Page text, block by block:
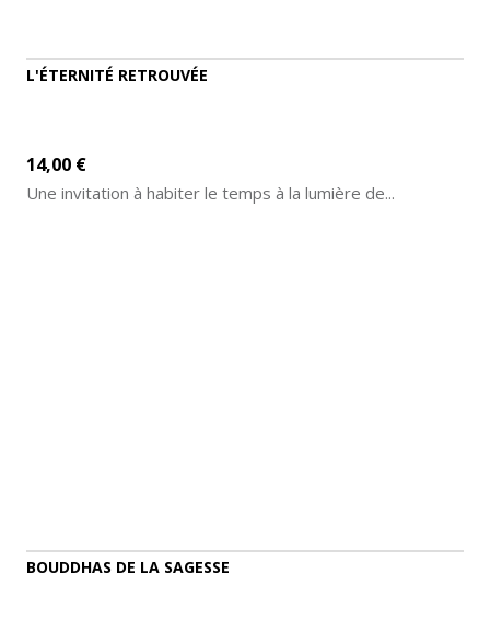
L'ÉTERNITÉ RETROUVÉE
14,00 €
Une invitation à habiter le temps à la lumière de...
BOUDDHAS DE LA SAGESSE